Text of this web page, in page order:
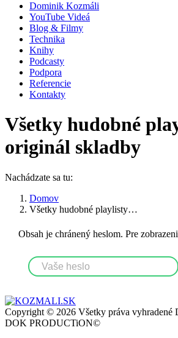
otvorí
novom
okne
otvorí
novom
okne
otvorí
novom
okne
otvorí
novom
okne
otvorí
novom
okne
Dominik Kozmáli
YouTube Videá
Blog & Filmy
Technika
Knihy
Podcasty
Podpora
Referencie
Kontakty
Všetky hudobné
originál skladby
Nachádzate sa tu:
Domov
Všetky hudobné playlisty…
Obsah je chránený heslom. Pre
Copyright © 2026 Všetky práva vyhradené
DOK PRODUCTiON©